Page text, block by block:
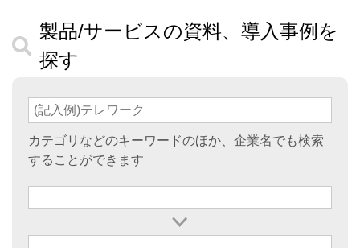
製品/サービスの資料、導入事例を
探す
カテゴリなどのキーワードのほか、企業名でも検索
することができます